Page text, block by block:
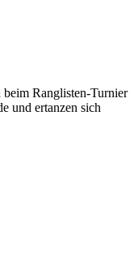
beim Ranglisten-Turnier
und ertanzen sich